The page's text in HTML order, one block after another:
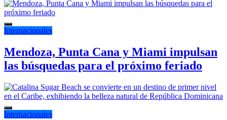
Internacionales
Mendoza, Punta Cana y Miami impulsan
las búsquedas para el próximo feriado
Internacionales